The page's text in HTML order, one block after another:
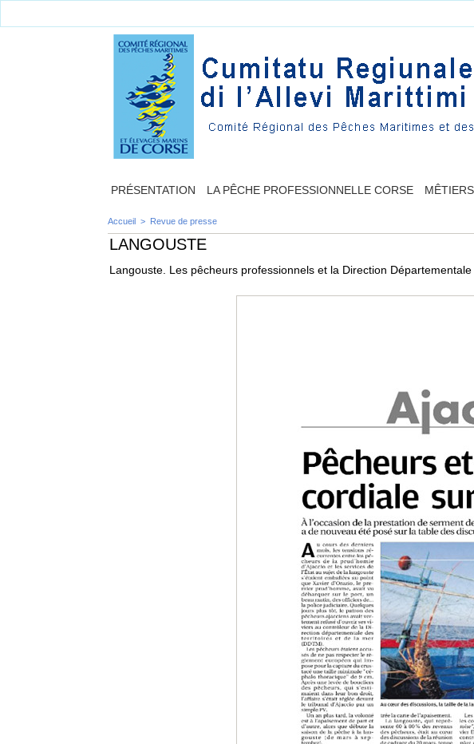
PRÉSENTATION LA PÊCHE PROFESSIONNELLE CORSE
Accueil > Revue de presse
LANGOUSTE
Langouste. Les pêcheurs professionnels et la Direction